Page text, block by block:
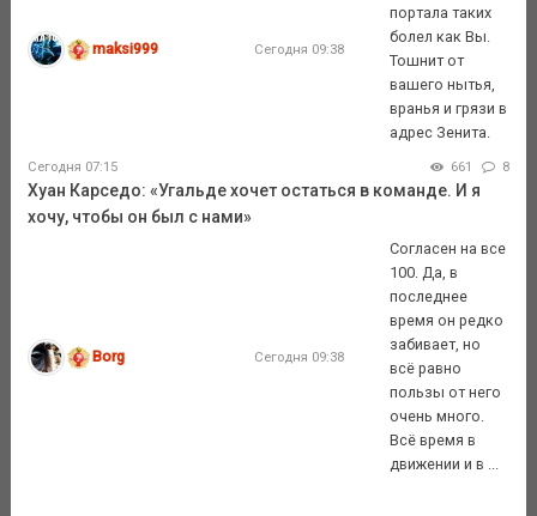
maksi999 Сегодня 09:38
портала таких
болел как Вы.
Тошнит от
вашего нытья,
вранья и грязи в
адрес Зенита.
Сегодня 07:15 661 8
Хуан Карседо: «Угальде хочет остаться в команде. И я
хочу, чтобы он был с нами»
Borg Сегодня 09:38
Согласен на все
100. Да, в
последнее
время он редко
забивает, но
всё равно
пользы от него
очень много.
Всё время в
движении и в ...